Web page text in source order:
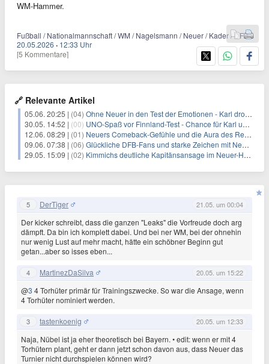
WM-Hammer.
Fußball / Nationalmannschaft / WM / Nagelsmann / Neuer / Kader / DFB
20.05.2026 · 12:33 Uhr
[5 Kommentare]
🔗 Relevante Artikel
05.06. 20:25 | (04) Ohne Neuer in den Test der Emotionen - Karl droht WM-Aus
30.05. 14:52 | (00) UNO-Spaß vor Finnland-Test - Chance für Karl und Undav
12.06. 08:29 | (01) Neuers Comeback-Gefühle und die Aura des Rekordtorwarts
09.06. 07:38 | (06) Glückliche DFB-Fans und starke Zeichen mit Neuer im Tor
29.05. 15:09 | (02) Kimmichs deutliche Kapitänsansage im Neuer-Hype der Fans
5 DerTiger 21.05. um 00:04
Der kicker schreibt, dass die ganzen "Leaks" die Vorfreude doch arg
dämpft. Da bin ich komplett dabei. Und bei ner WM, bei der ohnehin
nur wenig Lust auf mehr macht, hätte ein schöbner Beginn gut
getan...aber so isses eben...
4 MartinezDaSilva 20.05. um 15:22
@3 4 Torhüter primär für Trainingszwecke. So war die Ansage, wenn
4 Torhüter nominiert werden.
3 tastenkoenig 20.05. um 12:33
Naja, Nübel ist ja eher theoretisch bei Bayern. • edit: wenn er mit 4
Torhütern plant, geht er dann jetzt schon davon aus, dass Neuer das
Turnier nicht durchspielen können wird?